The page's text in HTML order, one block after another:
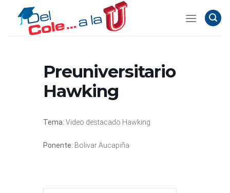
content
Preuniversitario
Hawking
Tema: Video destacado Hawking
Ponente: Bolivar Aucapiña